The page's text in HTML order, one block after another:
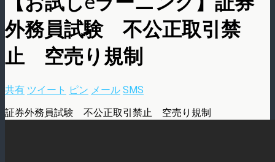
外務員試験 不公正取引禁
止 空売り規制
共有 ツイート ピン メール SMS
証券外務員試験 不公正取引禁止 空売り規制